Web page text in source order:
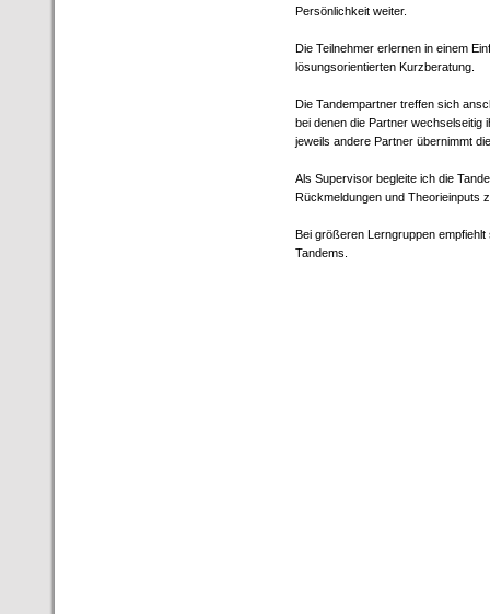
Persönlichkeit weiter.
Die Teilnehmer erlernen in einem
lösungsorientierten Kurzberatung.
Die Tandempartner treffen sich
bei denen die Partner wechselseitig
jeweils andere Partner übernimmt
Als Supervisor begleite ich die
Rückmeldungen und Theorieinputs
Bei größeren Lerngruppen
Tandems.